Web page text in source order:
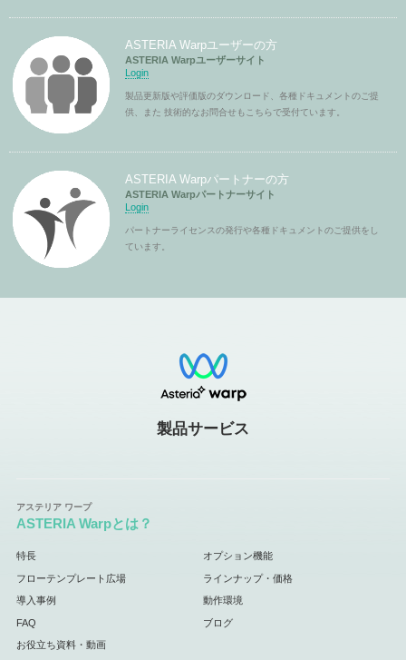
ASTERIA Warpユーザーの方
ASTERIA Warpユーザーサイト
Login
製品更新版や評価版のダウンロード、各種ドキュメントのご提
供、また 技術的なお問合せもこちらで受付ています。
ASTERIA Warpパートナーの方
ASTERIA Warpパートナーサイト
Login
パートナーライセンスの発行や各種ドキュメントのご提供をし
ています。
製品サービス
ASTERIA Warpとは？
特長 オプション機能
フローテンプレート広場 ラインナップ・価格
導入事例 動作環境
FAQ ブログ
お役立ち資料・動画